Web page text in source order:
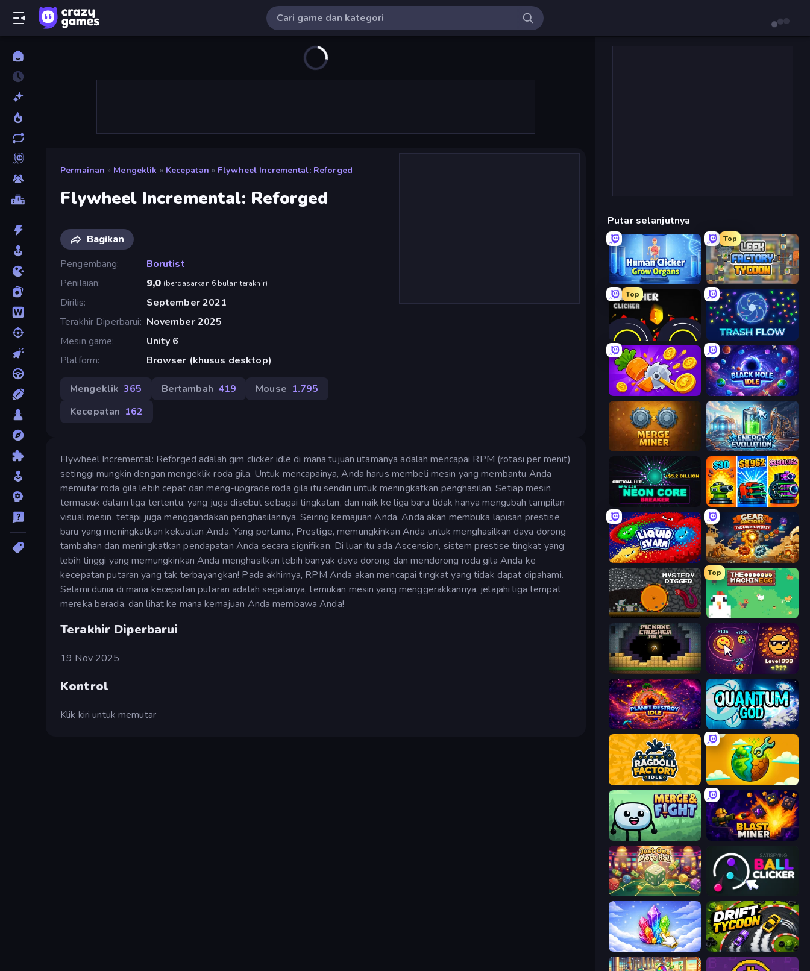
Permainan » Mengeklik » Kecepatan » Flywheel Incremental: Reforged
Flywheel Incremental: Reforged
Bagikan
Pengembang
Borutist
Penilaian
9,0 (berdasarkan 6 bulan terakhir)
Dirilis
September 2021
Terakhir Diperbarui
November 2025
Mesin game
Unity 6
Platform
Browser (khusus desktop)
Mengeklik 365 Bertambah 419 Mouse 1.795
Kecepatan 162
Flywheel Incremental: Reforged adalah gim clicker idle di mana tujuan utamanya adalah mencapai RPM (rotasi per menit)
setinggi mungkin dengan mengeklik roda gila. Untuk mencapainya, Anda harus membeli mesin yang membantu Anda
memutar roda gila lebih cepat dan meng-upgrade roda gila itu sendiri untuk meningkatkan penghasilan. Setiap mesin
termasuk dalam liga tertentu, yang juga disebut sebagai tingkatan, dan naik ke liga baru tidak hanya mengubah tampilan
visual mesin, tetapi juga menggandakan penghasilannya. Seiring kemajuan Anda, Anda akan membuka lapisan prestise
baru yang meningkatkan kekuatan Anda. Yang pertama, Prestige, memungkinkan Anda untuk menghasilkan daya dorong
tambahan dan meningkatkan pendapatan Anda secara signifikan. Di luar itu ada Ascension, sistem prestise tingkat yang
lebih tinggi yang memungkinkan Anda menghasilkan lebih banyak daya dorong dan mendorong roda gila Anda ke
kecepatan putaran yang tak terbayangkan! Pada akhirnya, RPM Anda akan mencapai tingkat yang tidak dapat dipahami.
Selami dunia di mana kecepatan putaran adalah segalanya, temukan mesin yang menggerakkannya, jelajahi liga tempat
mereka berada, dan lihat ke mana kemajuan Anda membawa Anda!
Terakhir Diperbarui
19 Nov 2025
Kontrol
Klik kiri untuk memutar
Putar selanjutnya
Human Clicker: Grow Organs
Top
Leek Factory Tycoon
Top
Crusher Clicker Trash Flow
Farm Ring Idle Black Hole Idle
Merge Miner Energy Evolution
Neon Core Breaker Pumpkin Defense: Merge Cannon
Liquid Swarm Gear Factory
Mystery Digger
Top
The MachinEGG
Pickaxe Crusher Idle Dominate All Shapes
Planet Destroy Idle Quantum God
Ragdoll Factory Idle Land Explorers: Merge & Build
Merge & Fight Blast Miner
Just One More Roll Satisfying Ball Clicker
Crystalia Idle Clicker Drift Tycoon